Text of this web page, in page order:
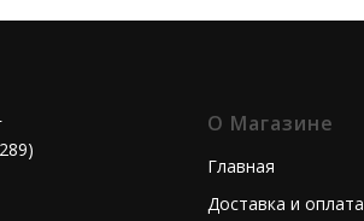
О Магазине
Главная
Доставка и оплата